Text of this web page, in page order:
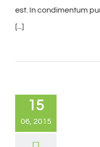
est. In condimentum
[...]
15
06, 2015